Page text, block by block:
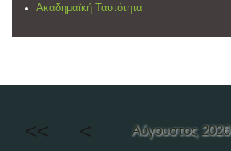
Ακαδημαϊκή Ταυτότητα
<< < Αύγουστος 2026